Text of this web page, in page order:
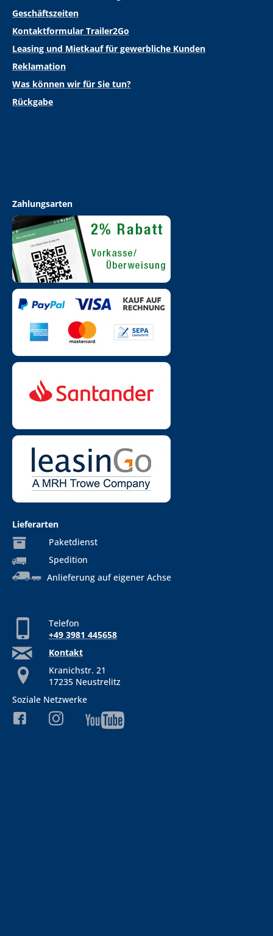
Geschäftszeiten
Kontaktformular Trailer2Go
Leasing und Mietkauf für gewerbliche Kunden
Reklamation
Was können wir für Sie tun?
Rückgabe
Zahlungsarten
Lieferarten
Paketdienst
Spedition
Anlieferung auf eigener Achse
Telefon
+49 3981 445658
Kontakt
Kranichstr. 21
17235 Neustrelitz
Soziale Netzwerke